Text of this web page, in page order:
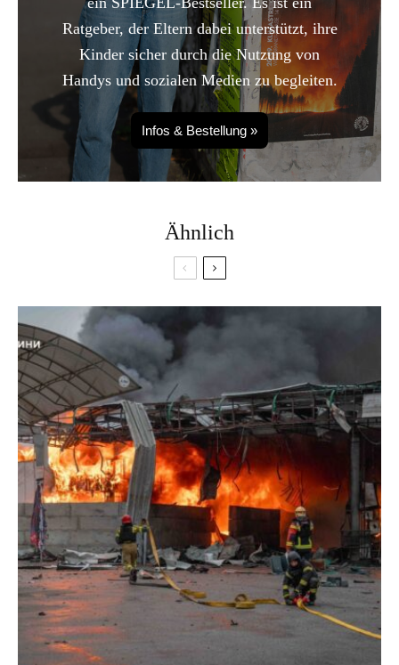
Ratgeber, der Eltern dabei unterstützt, ihre
Kinder sicher durch die Nutzung von
Handys und sozialen Medien zu begleiten.
Infos & Bestellung »
Ähnlich